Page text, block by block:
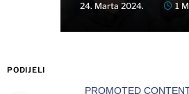
24. Marta 2024. 1
PODIJELI